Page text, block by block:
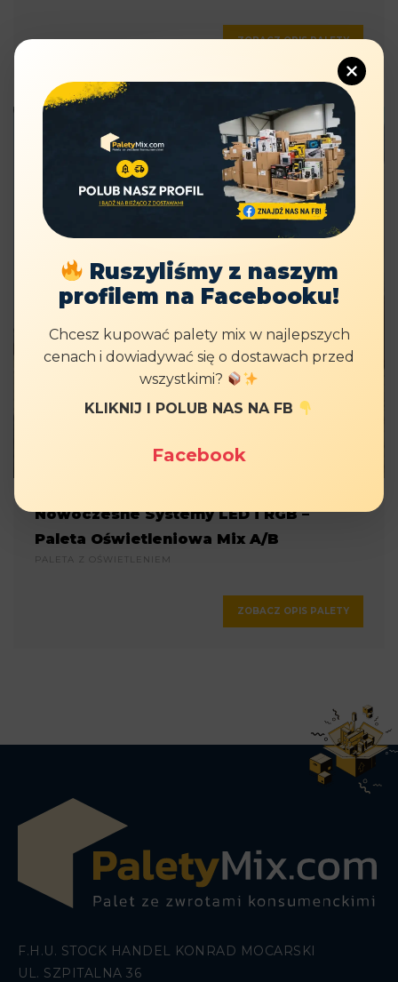
ZOBACZ OPIS PALETY
Nowoczesne Systemy LED i RGB –
Paleta Oświetleniowa Mix A/B
PALETA Z OŚWIETLENIEM
ZOBACZ OPIS PALETY
F.H.U. STOCK HANDEL KONRAD MOCARSKI
UL. SZPITALNA 36
Ruszyliśmy z naszym
profilem na Facebooku!
Chcesz kupować palety mix w najlepszych
cenach i dowiadywać się o dostawach przed
wszystkimi?
KLIKNIJ I POLUB NAS NA FB
Facebook